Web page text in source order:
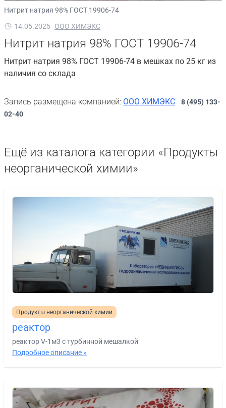
Нитрит натрия 98% ГОСТ 19906-74
14.05.2025 ООО ХИМЭКС
Нитрит натрия 98% ГОСТ 19906-74
Нитрит натрия 98% ГОСТ 19906-74 в мешках по 25 кг из
наличия со склада
Запись размещена компанией: ООО ХИМЭКС
8 (495) 133-
02-40
Ещё из каталога категории «Продукты
неорганической химии»
Продукты неорганической химии
реактор
реактор V-1м3 с турбинной мешалкой
Подробное описание »